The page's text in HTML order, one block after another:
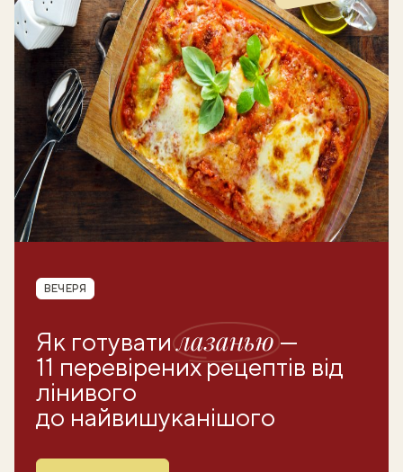
Рубрика
ВЕЧЕРЯ
Як готуватилазанью—
11 перевірених рецептів від
лінивого
до найвишуканішого